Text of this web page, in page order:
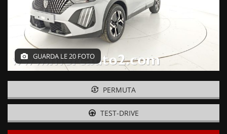
CONTATTI
GUARDA LE 20 FOTO
PERMUTA
TEST-DRIVE